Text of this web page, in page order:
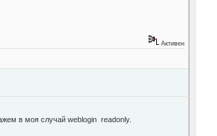
Активен
в моя случай weblogin readonly.